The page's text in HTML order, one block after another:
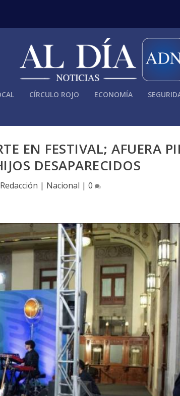
CÍRCULO ROJO ECONOMÍA
EN FESTIVAL; AFUERA
DESAPARECIDOS
Redacción | Nacional | 0